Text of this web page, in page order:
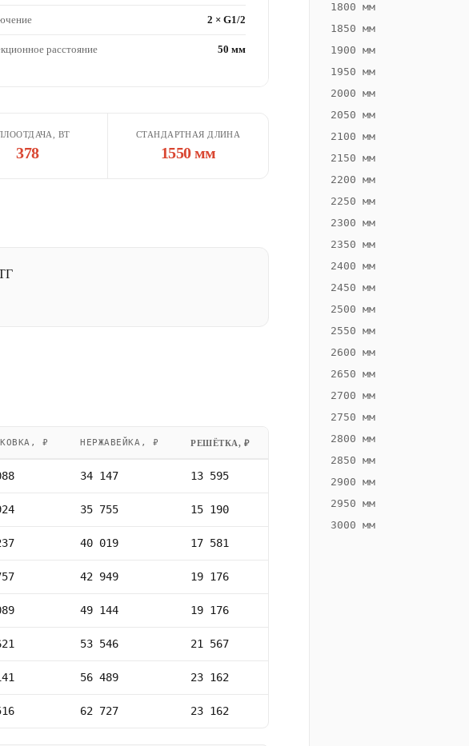
2 × G1/2
расстояние 50 мм
ВТ
378
СТАНДАРТНАЯ ДЛИНА
1550 мм
₽ НЕРЖАВЕЙКА, ₽ РЕШЁТКА, ₽
34 147 13 595
35 755 15 190
40 019 17 581
42 949 19 176
49 144 19 176
53 546 21 567
56 489 23 162
62 727 23 162
1800 мм
1850 мм
1900 мм
1950 мм
2000 мм
2050 мм
2100 мм
2150 мм
2200 мм
2250 мм
2300 мм
2350 мм
2400 мм
2450 мм
2500 мм
2550 мм
2600 мм
2650 мм
2700 мм
2750 мм
2800 мм
2850 мм
2900 мм
2950 мм
3000 мм